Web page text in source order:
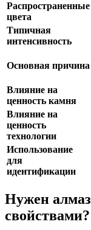
Распространенные
цвета
Типичная
интенсивность
Основная причина
Влияние на
ценность камня
Влияние на
ценность
технологии
Использование
для
идентификации
Нужен
свойствами?